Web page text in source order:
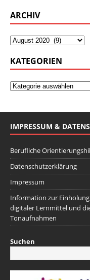
ARCHIV
KATEGORIEN
IMPRESSUM &
Berufliche
Datenschutzerklärung
Impressum
Information zur
digitaler Lernmittel und
Tonaufnahmen
Suchen